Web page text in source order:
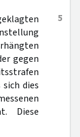
5
gegen
dies
Diese